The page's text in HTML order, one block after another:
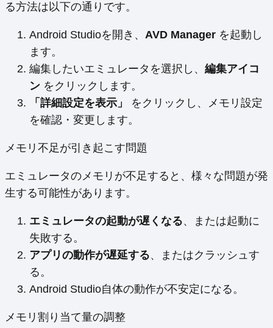
る方法は以下の通りです。
Android Studioを開き、 AVD Manager を起動し
ます。
編集したいエミュレータを選択し、 編集アイコ
ン をクリックします。
「詳細設定を表示」
をクリックし、メモリ設定
を確認・変更します。
メモリ不足が引き起こす問題
エミュレータのメモリが不足すると、様々な問題が発
生する可能性があります。
エミュレータの起動が遅くなる、または起動に
失敗する。
アプリの動作が遅延する、またはクラッシュす
る。
Android Studio自体の動作が不安定になる。
メモリ割り当て量の調整